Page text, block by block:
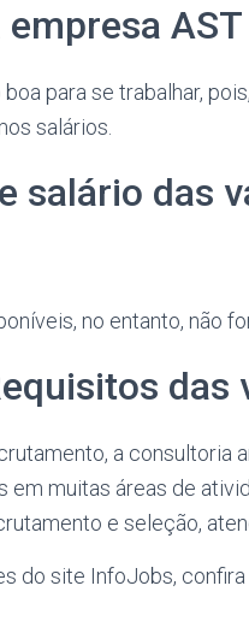
para se trabalhar,
salários.
salário das
no entanto, não
das
a consultoria
em muitas áreas de
e seleção,
do site InfoJobs,